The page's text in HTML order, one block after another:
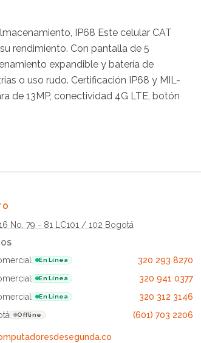
IP68 Este celular CAT
rendimiento. Con pantalla de 5
expandible y batería de
o uso rudo. Certificación IP68 y MIL-
de 13MP, conectividad 4G LTE, botón
No. 79 - 81 LC101 / 102 Bogotá
En Línea
320 293 8270
En Línea
320 941 0377
En Línea
320 312 3146
Offline (601) 703 2206